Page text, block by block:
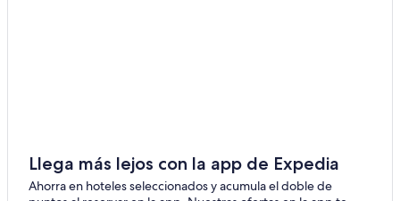
Llega más lejos con la app de Expedia
Ahorra en hoteles seleccionados y acumula el doble de